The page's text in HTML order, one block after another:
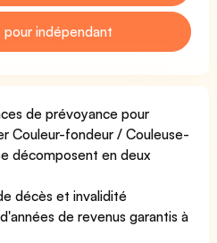
pour indépendant
de prévoyance pour
Couleur-fondeur / Couleuse-
décomposent en deux
décès et invalidité
de revenus garantis à